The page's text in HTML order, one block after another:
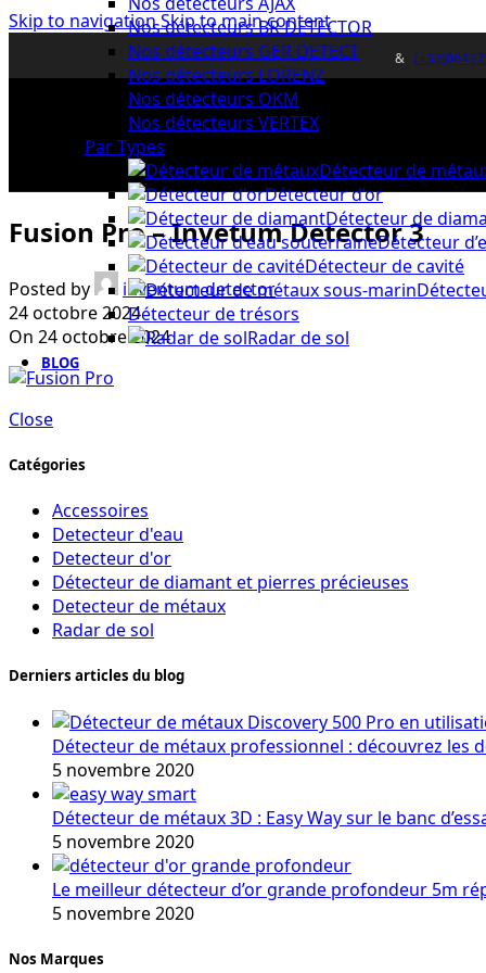
Skip to navigationSkip to main content
&
Nos détecteurs BR DETECTOR
Nos détecteurs GER DETECT
Nos détecteurs LORENZ
Nos détecteurs OKM
Nos détecteurs VERTEX
Par Types
Détecteur de
Détecteur d’or
Détecteur de
Détecteur
Détecteur de cavité
Détecteur de trésors
Radar de sol
BLOG
Fusion Pro – Invetum Detector 3
Posted by
inventum detector
24 octobre 2024
On 24 octobre 2024
Close
Catégories
Accessoires
Detecteur d'eau
Detecteur d'or
Détecteur de diamant et pierres précieuses
Detecteur de métaux
Radar de sol
Derniers articles du blog
Détecteur de métaux professionnel : découvrez les
5 novembre 2020
Détecteur de métaux 3D : Easy Way sur le banc
5 novembre 2020
Le meilleur détecteur d’or grande profondeur 5m
5 novembre 2020
Nos Marques